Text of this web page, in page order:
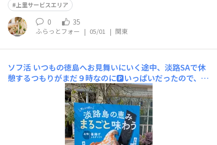
上里サービスエリア
0 35
ふらっとフォー | 05/01 | 関東
ソフ活 いつもの徳島へお見舞いにいく途中、淡路SAで休
憩するつもりがまだ９時なのに🅿️いっぱいだったので、ハ
イウェイオアシスの方へ行きますとガラガラ🏎️で、この
看板をみつけた息子が朝から🍦釜揚げしらすに海苔まで
😂んー、マズくはないしそれぞれが美味しいから次は別
で食べたいかもとか思いつつ、ソフ活ネタにはもって